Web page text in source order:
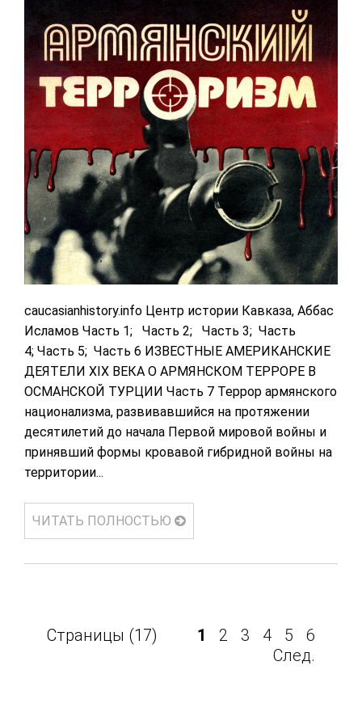
caucasianhistory.info Центр истории Кавказа, Аббас
Исламов Часть 1; Часть 2; Часть 3; Часть
4; Часть 5; Часть 6 ИЗВЕСТНЫЕ АМЕРИКАНСКИЕ
ДЕЯТЕЛИ XIX ВЕКА О АРМЯНСКОМ ТЕРРОРЕ В
ОСМАНСКОЙ ТУРЦИИ Часть 7 Террор армянского
национализма, развивавшийся на протяжении
десятилетий до начала Первой мировой войны и
принявший формы кровавой гибридной войны на
территории...
ЧИТАТЬ ПОЛНОСТЬЮ
Страницы (17) 1 2 3 4 5
6
След.